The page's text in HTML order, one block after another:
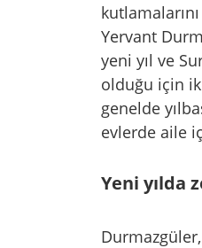
Yervant
yeni yıl ve
olduğu için
genelde
evlerde aile
Yeni yılda